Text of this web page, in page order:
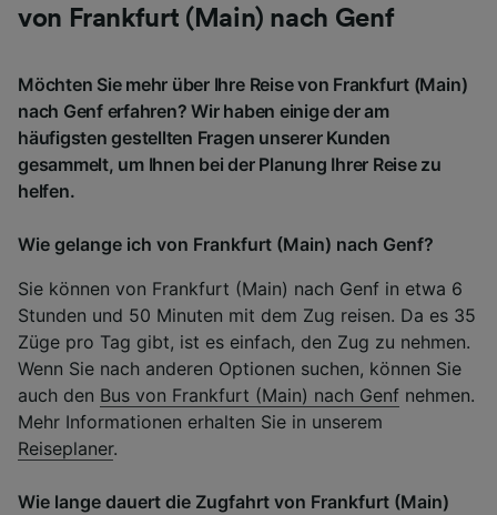
von Frankfurt (Main) nach Genf
Möchten Sie mehr über Ihre Reise von Frankfurt (Main)
nach Genf erfahren? Wir haben einige der am
häufigsten gestellten Fragen unserer Kunden
gesammelt, um Ihnen bei der Planung Ihrer Reise zu
helfen.
Wie gelange ich von Frankfurt (Main) nach Genf?
Sie können von Frankfurt (Main) nach Genf in etwa 6
Stunden und 50 Minuten mit dem Zug reisen. Da es 35
Züge pro Tag gibt, ist es einfach, den Zug zu nehmen.
Wenn Sie nach anderen Optionen suchen, können Sie
auch den Bus von Frankfurt (Main) nach Genf nehmen.
Mehr Informationen erhalten Sie in unserem
Reiseplaner.
Wie lange dauert die Zugfahrt von Frankfurt (Main)